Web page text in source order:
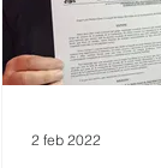
2 feb 2022